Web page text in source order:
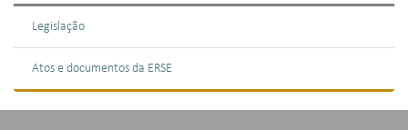
Legislação
Atos e documentos da ERSE